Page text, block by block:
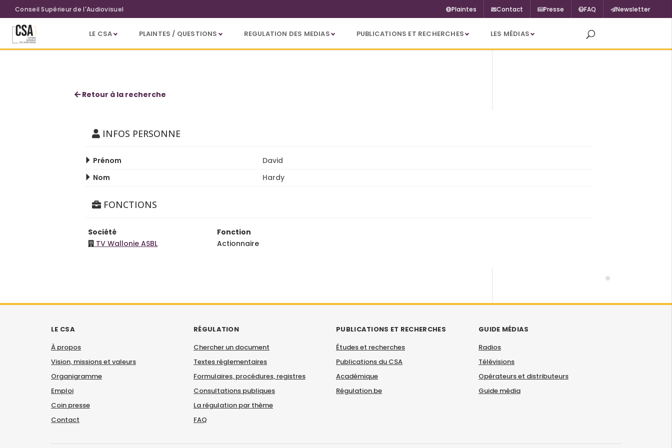
Aller au contenu principal
Conseil Supérieur de l'Audiovisuel Plaintes Contact Presse FAQ Newsletter
LE CSA PLAINTES / QUESTIONS REGULATION DES MEDIAS PUBLICATIONS ET RECHERCHES LES MÉDIAS
David Hardy
Retour à la recherche
INFOS PERSONNE
Prénom
David
Nom
Hardy
FONCTIONS
Société
Fonction
TV Wallonie ASBL
Actionnaire
LE CSA
À propos
Vision, missions et valeurs
Organigramme
Emploi
Coin presse
Contact
RÉGULATION
Chercher un document
Textes réglementaires
Formulaires, procédures, registres
Consultations publiques
La régulation par thème
FAQ
PUBLICATIONS ET RECHERCHES
Études et recherches
Publications du CSA
Académique
Régulation.be
GUIDE MÉDIAS
Radios
Télévisions
Opérateurs et distributeurs
Guide média